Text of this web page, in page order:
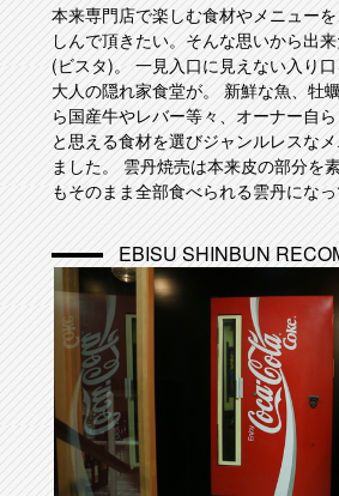
本来専門店で楽しむ食材やメニュー
しんで頂きたい。そんな思いから出
(ビスタ)。 一見入口に見えない入り
大人の隠れ家食堂が。 新鮮な魚、牡
ら国産牛やレバー等々、オーナー自ら
と思える食材を選びジャンルレスな
ました。 雲丹焼売は本来皮の部分を
もそのまま全部食べられる雲丹になっ
EBISU SHINBUN